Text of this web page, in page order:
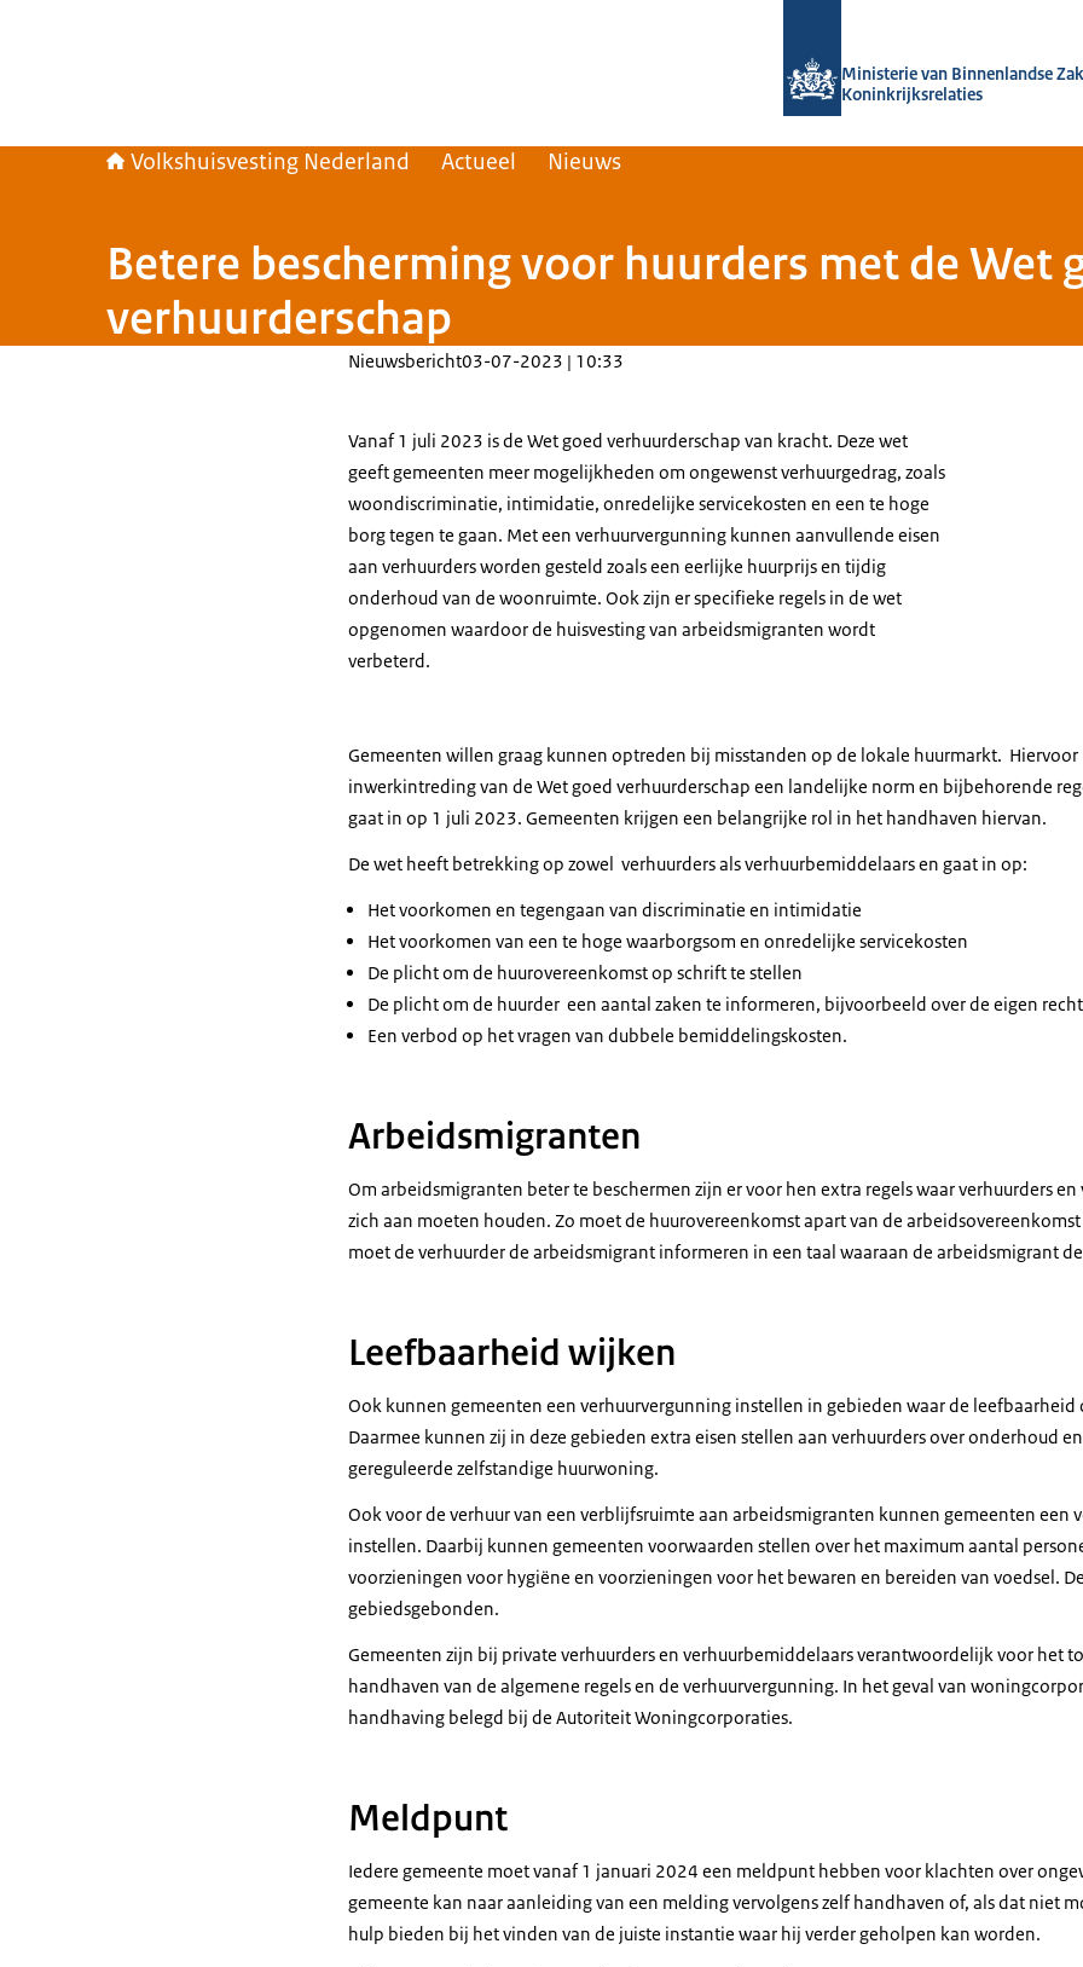
Ministerie van Binnenlandse
Koninkrijksrelaties
Volkshuisvesting Nederland Actueel Nieuws
Betere bescherming voor huurders met de Wet
verhuurderschap
Nieuwsbericht03-07-2023 | 10:33
Vanaf 1 juli 2023 is de Wet goed verhuurderschap van kracht. Deze wet
geeft gemeenten meer mogelijkheden om ongewenst verhuurgedrag, zoals
woondiscriminatie, intimidatie, onredelijke servicekosten en een te hoge
borg tegen te gaan. Met een verhuurvergunning kunnen aanvullende eisen
aan verhuurders worden gesteld zoals een eerlijke huurprijs en tijdig
onderhoud van de woonruimte. Ook zijn er specifieke regels in de wet
opgenomen waardoor de huisvesting van arbeidsmigranten wordt
verbeterd.
Gemeenten willen graag kunnen optreden bij misstanden op de lokale huurmarkt. Hiervoor
inwerkintreding van de Wet goed verhuurderschap een landelijke norm en bijbehorende
gaat in op 1 juli 2023. Gemeenten krijgen een belangrijke rol in het handhaven hiervan.
De wet heeft betrekking op zowel verhuurders als verhuurbemiddelaars en gaat in op:
Het voorkomen en tegengaan van discriminatie en intimidatie
Het voorkomen van een te hoge waarborgsom en onredelijke servicekosten
De plicht om de huurovereenkomst op schrift te stellen
De plicht om de huurder een aantal zaken te informeren, bijvoorbeeld over de eigen
Een verbod op het vragen van dubbele bemiddelingskosten.
Arbeidsmigranten
Om arbeidsmigranten beter te beschermen zijn er voor hen extra regels waar verhuurders
zich aan moeten houden. Zo moet de huurovereenkomst apart van de
moet de verhuurder de arbeidsmigrant informeren in een taal waaraan de arbeidsmigrant
Leefbaarheid wijken
Ook kunnen gemeenten een verhuurvergunning instellen in gebieden waar de leefbaarheid
Daarmee kunnen zij in deze gebieden extra eisen stellen aan verhuurders over onderhoud
gereguleerde zelfstandige huurwoning.
Ook voor de verhuur van een verblijfsruimte aan arbeidsmigranten kunnen gemeenten een
instellen. Daarbij kunnen gemeenten voorwaarden stellen over het maximum aantal
voorzieningen voor hygiëne en voorzieningen voor het bewaren en bereiden van voedsel.
gebiedsgebonden.
Gemeenten zijn bij private verhuurders en verhuurbemiddelaars verantwoordelijk voor het
handhaven van de algemene regels en de verhuurvergunning. In het geval van
handhaving belegd bij de Autoriteit Woningcorporaties.
Meldpunt
Iedere gemeente moet vanaf 1 januari 2024 een meldpunt hebben voor klachten over
gemeente kan naar aanleiding van een melding vervolgens zelf handhaven of, als dat niet
hulp bieden bij het vinden van de juiste instantie waar hij verder geholpen kan worden.